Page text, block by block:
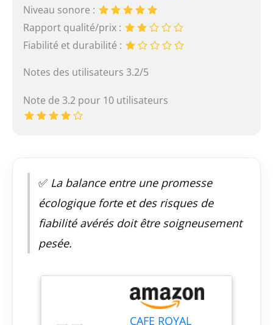
Niveau sonore :
Rapport qualité/prix :
Fiabilité et durabilité :
Notes des utilisateurs 3.2/5
Note de 3.2 pour 10 utilisateurs
✅ La balance entre une promesse
écologique forte et des risques de
fiabilité avérés doit être soigneusement
pesée.
CAFE ROYAL